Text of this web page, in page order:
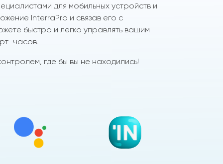
для мобильных устройств и
InterraPro и связав его с
быстро и легко управлять вашим
часов.
где бы вы не находились!